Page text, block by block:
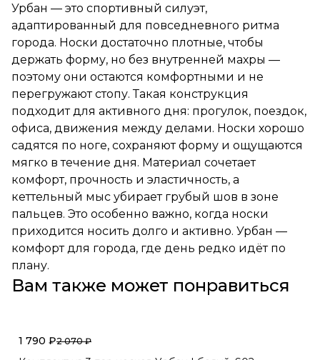
Урбан — это спортивный силуэт,
адаптированный для повседневного ритма
города. Носки достаточно плотные, чтобы
держать форму, но без внутренней махры —
поэтому они остаются комфортными и не
перегружают стопу. Такая конструкция
подходит для активного дня: прогулок, поездок,
офиса, движения между делами. Носки хорошо
садятся по ноге, сохраняют форму и ощущаются
мягко в течение дня. Материал сочетает
комфорт, прочность и эластичность, а
кеттельный мыс убирает грубый шов в зоне
пальцев. Это особенно важно, когда носки
приходится носить долго и активно. Урбан —
комфорт для города, где день редко идёт по
плану.
Вам также может понравиться
1 790 ₽2 070 ₽